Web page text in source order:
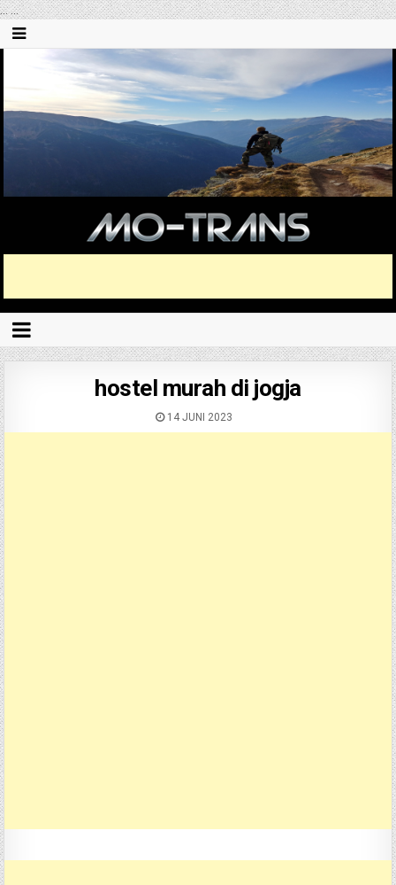
......
hostel murah di jogja
14 JUNI 2023